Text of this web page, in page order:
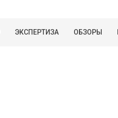
ЭКСПЕРТИЗА ОБЗОРЫ